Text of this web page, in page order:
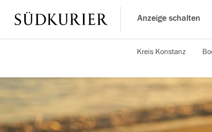
Anzeige schalten
Kreis Konstanz